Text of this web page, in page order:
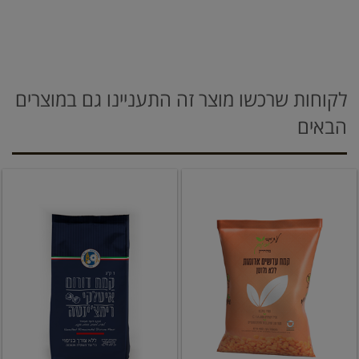
לקוחות שרכשו מוצר זה התעניינו גם במוצרים
הבאים